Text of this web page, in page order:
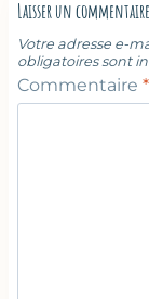
Laisser un commentaire
Votre adresse e-
obligatoires sont
Commentaire *